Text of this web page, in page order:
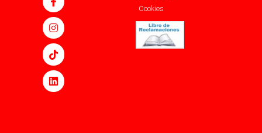
Cookies